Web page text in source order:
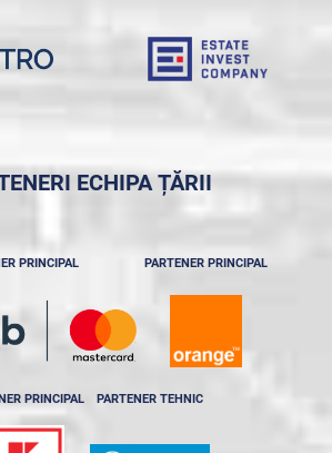
ECHIPA ȚĂRII
PRINCIPAL PARTENER PRINCIPAL
PRINCIPAL PARTENER TEHNIC